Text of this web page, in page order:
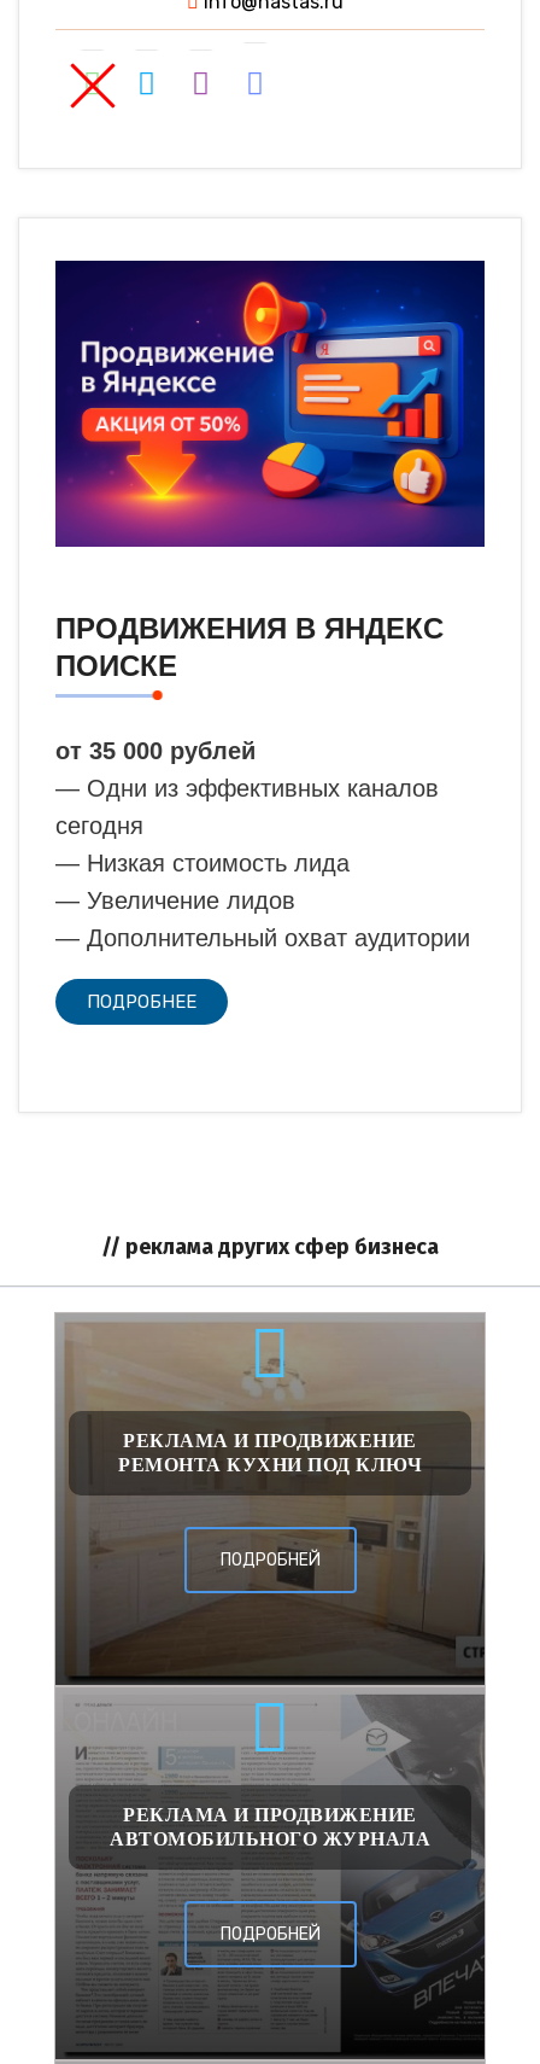
ПРОДВИЖЕНИЯ В ЯНДЕКС
ПОИСКЕ
от 35 000 рублей
— Одни из эффективных каналов
сегодня
— Низкая стоимость лида
— Увеличение лидов
— Дополнительный охват аудитории
ПОДРОБНЕЕ
// реклама других сфер бизнеса
РЕКЛАМА И ПРОДВИЖЕНИЕ
РЕМОНТА КУХНИ ПОД КЛЮЧ
ПОДРОБНЕЙ
РЕКЛАМА И ПРОДВИЖЕНИЕ
АВТОМОБИЛЬНОГО ЖУРНАЛА
ПОДРОБНЕЙ